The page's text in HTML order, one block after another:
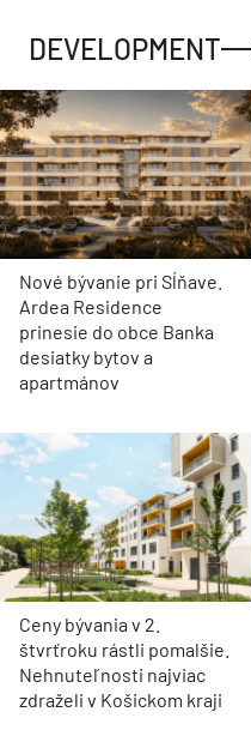
DEVELOPMENT
Nové bývanie pri Sĺňave.
Ardea Residence
prinesie do obce Banka
desiatky bytov a
apartmánov
Ceny bývania v 2.
štvrťroku rástli pomalšie.
Nehnuteľnosti najviac
zdraželi v Košickom kraji